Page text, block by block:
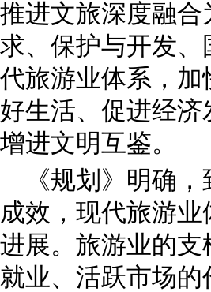
推进文旅深度融
求、保护与开发
代旅游业体系，
好生活、促进经
增进文明互鉴。
《规划》明确
成效，现代旅游
进展。旅游业的
就业、活跃市场